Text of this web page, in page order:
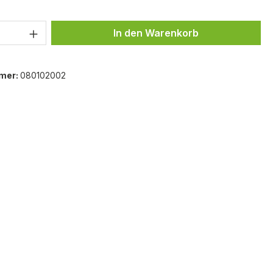
Gib den gewünschten Wert
In den Warenkorb
080102002